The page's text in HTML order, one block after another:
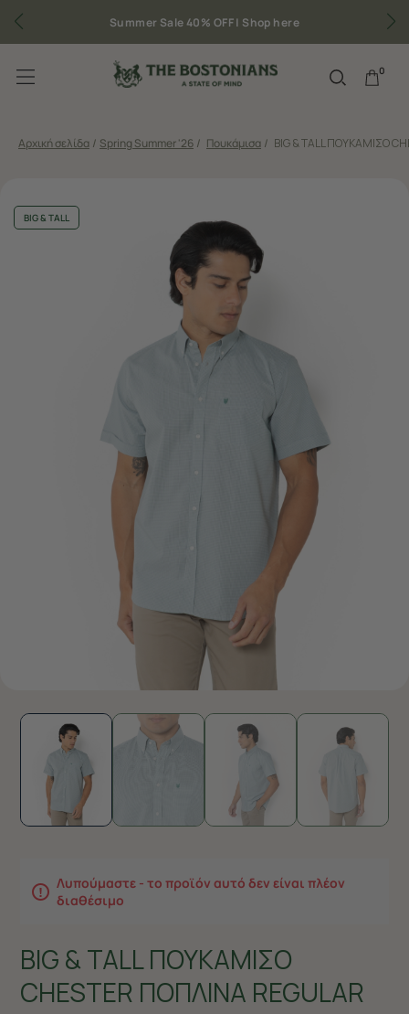
Summer Sale 40% OFF | Shop here
0
Αρχική σελίδα / Spring Summer '26 / Πουκάμισα / BIG & TALL ΠΟΥΚΑΜΙΣΟ
BIG & TALL
Λυπούμαστε - το προϊόν αυτό δεν είναι πλέον
διαθέσιμο
BIG & TALL ΠΟΥΚΑΜΙΣΟ
CHESTER ΠΟΠΛΙΝΑ REGULAR